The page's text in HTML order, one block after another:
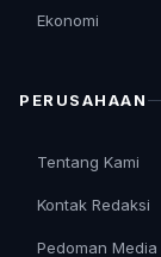
Ekonomi
PERUSAHAAN
Tentang Kami
Kontak Redaksi
Pedoman Media